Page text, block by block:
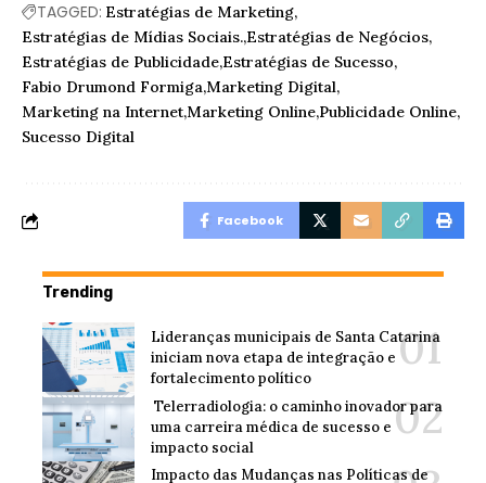
TAGGED: Estratégias de Marketing
Estratégias de Mídias Sociais. Estratégias de Negócios
Estratégias de Publicidade Estratégias de Sucesso
Fabio Drumond Formiga Marketing Digital
Marketing na Internet Marketing Online Publicidade Online
Sucesso Digital
Facebook
Trending
Lideranças municipais de Santa Catarina
iniciam nova etapa de integração e
fortalecimento político
Telerradiologia: o caminho inovador para
uma carreira médica de sucesso e
impacto social
Impacto das Mudanças nas Políticas de